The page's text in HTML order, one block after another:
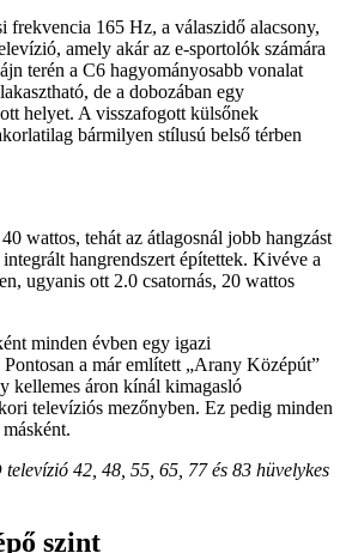
frekvencia 165 Hz, a válaszidő alacsony,
amely akár az e-sportolók számára
terén a C6 hagyományosabb vonalat
de a dobozában egy
helyet. A visszafogott külsőnek
bármilyen stílusú belső térben
wattos, tehát az átlagosnál jobb hangzást
hangrendszert építettek. Kivéve a
ugyanis ott 2.0 csatornás, 20 wattos
minden évben egy igazi
a már említett „Arany Középút”
kellemes áron kínál kimagasló
televíziós mezőnyben. Ez pedig minden
42, 48, 55, 65, 77 és 83 hüvelykes
szint